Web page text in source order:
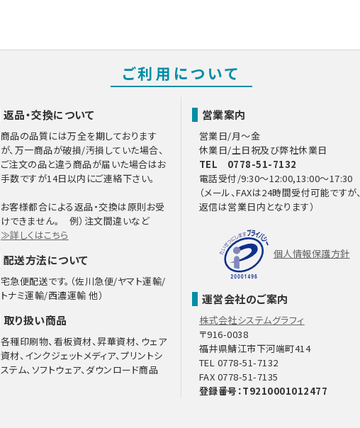
ご利用について
返品・交換について
商品の品質には万全を期しております
が、万一商品が破損/汚損していた場合、
ご注文の品と違う商品が届いた場合はお
手数ですが14日以内にご連絡下さい。
お客様都合による返品・交換は原則お受
けできません。 例）注文間違いなど
≫詳しくはこちら
配送方法について
宅急便配送です。（佐川急便/ヤマト運輸/
トナミ運輸/西濃運輸 他）
取り扱い商品
各種印刷物、看板資材、昇華資材、ウェア
資材、インクジェットメディア、プリントシ
ステム、ソフトウェア、ダウンロード商品
営業案内
営業日/月～金
休業日/土日祝及び弊社休業日
TEL 0778-51-7132
電話受付/9:30～12:00,13:00～17:30
（メール、FAXは24時間受付可能ですが、
返信は営業日内となります）
個人情報保護方針
運営会社のご案内
株式会社システムグラフィ
〒916-0038
福井県鯖江市下河端町414
TEL 0778-51-7132
FAX 0778-51-7135
登録番号：T9210001012477